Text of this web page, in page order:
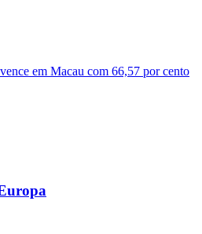
em Macau com 66,57 por cento